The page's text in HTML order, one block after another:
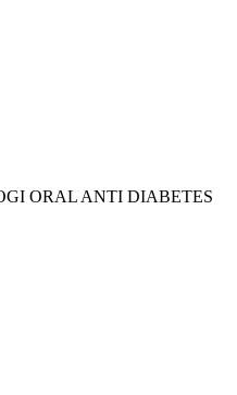
ORAL ANTI DIABETES